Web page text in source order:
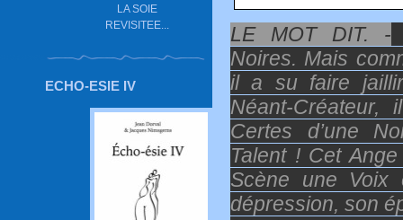
LA SOIE
REVISITEE...
ECHO-ESIE IV
LE MOT DIT. -
Noires. Mais
il a su faire
Néant-
Certes d’une
Talent ! Cet
Scène une
dépression, son